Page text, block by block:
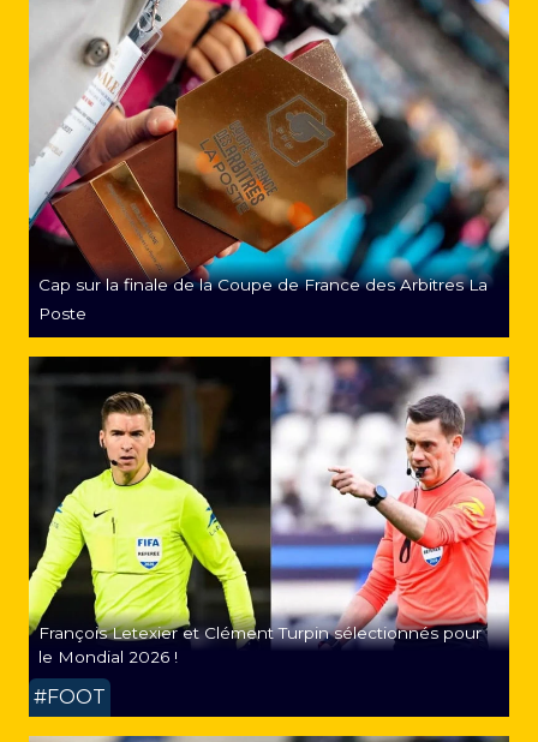
Cap sur la finale de la Coupe de France des Arbitres La
Poste
François Letexier et Clément Turpin sélectionnés pour
le Mondial 2026 !
#FOOT